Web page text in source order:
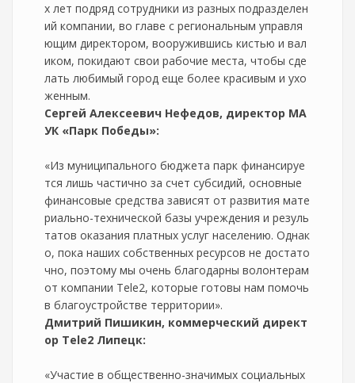
х лет подряд сотрудники из разных подразделен
ий компании, во главе с региональным управля
ющим директором, вооружившись кистью и вал
иком, покидают свои рабочие места, чтобы сде
лать любимый город еще более красивым и ухо
женным.
Сергей Алексеевич Нефедов, директор МА
УК «Парк Победы»:
«Из муниципального бюджета парк финансируе
тся лишь частично за счет субсидий, основные
финансовые средства зависят от развития мате
риально-технической базы учреждения и резуль
татов оказания платных услуг населению. Однак
о, пока наших собственных ресурсов не достато
чно, поэтому мы очень благодарны волонтерам
от компании Tele2, которые готовы нам помочь
в благоустройстве территории».
Дмитрий Пишикин, коммерческий директ
ор Tele2 Липецк:
«Участие в общественно-значимых социальных